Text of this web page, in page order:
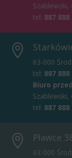
tel: 887 888

63-000
tel: 887 888
Biuro
tel: 887 888
 Pławce
63-000